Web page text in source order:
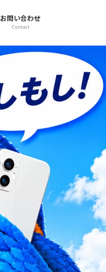
お問い合わせ
Contact